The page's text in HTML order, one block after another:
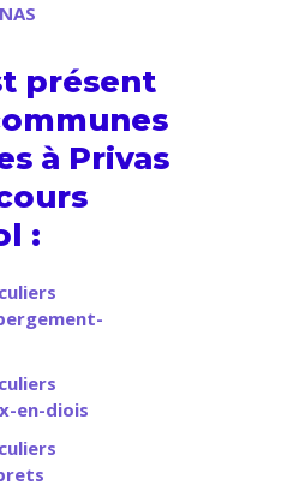
présent
à Privas
:
en-diois